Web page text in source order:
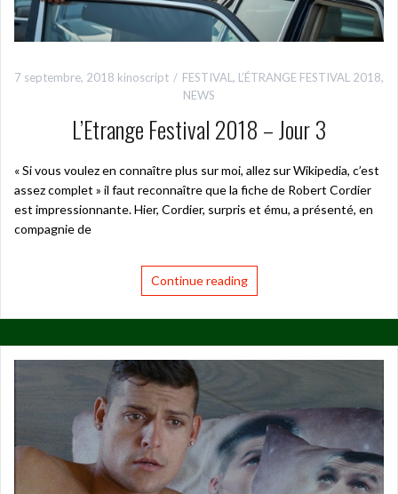
7 septembre, 2018 kinoscript FESTIVAL , L’ÉTRANGE FESTIVAL 2018,
NEWS
L’Etrange Festival 2018 – Jour 3
« Si vous voulez en connaître plus sur moi, allez sur Wikipedia, c’est
assez complet » il faut reconnaître que la fiche de Robert Cordier
est impressionnante. Hier, Cordier, surpris et ému, a présenté, en
compagnie de
Continue reading